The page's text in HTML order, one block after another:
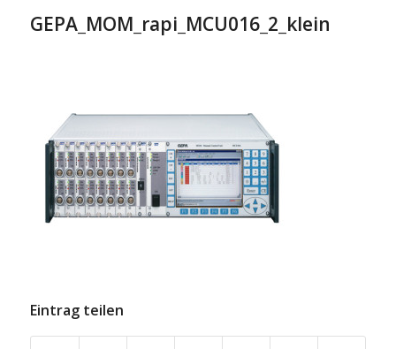
GEPA_MOM_rapi_MCU016_2_klein
Eintrag teilen